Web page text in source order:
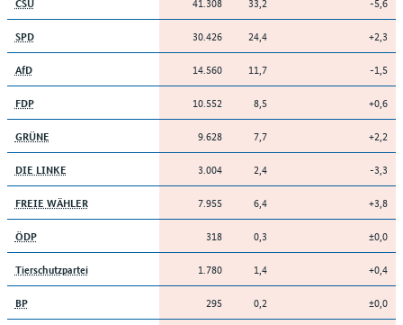
SPD 30.426 24,4 +2,3
AfD 14.560 11,7 -1,5
FDP 10.552 8,5 +0,6
GRÜNE 9.628 7,7 +2,2
DIE LINKE 3.004 2,4 -3,3
FREIE WÄHLER 7.955 6,4 +3,8
ÖDP 318 0,3 ±0,0
Tierschutzpartei 1.780 1,4 +0,4
BP 295 0,2 ±0,0